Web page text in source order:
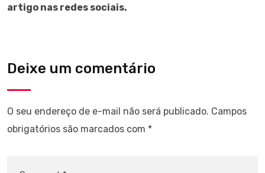
artigo nas redes sociais.
Deixe um comentário
O seu endereço de e-mail não será publicado. Campos
obrigatórios são marcados com *